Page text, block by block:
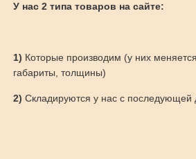
У нас 2 типа товаров на сайте:
1) Которые производим (у них меняется
габариты, толщины)
2) Складируются у нас с последующей